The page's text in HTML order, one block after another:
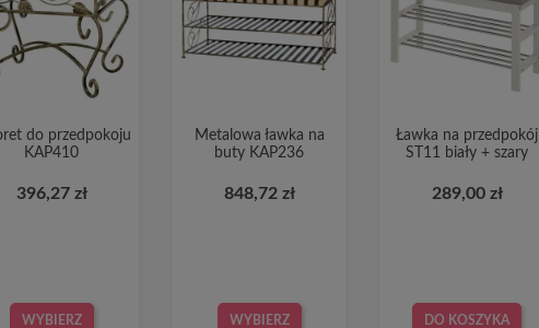
do przedpokoju
KAP410
396,27 zł
WYBIERZ
Metalowa ławka na
buty KAP236
848,72 zł
WYBIERZ
Ławka na przedpokój
ST11 biały + szary
289,00 zł
DO KOSZYKA